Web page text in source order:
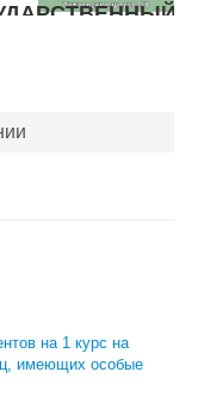
на 1 курс на
имеющих особые